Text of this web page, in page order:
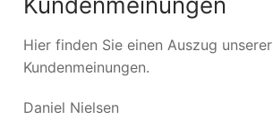
Hier finden Sie einen Auszug unserer
Kundenmeinungen.
Daniel Nielsen